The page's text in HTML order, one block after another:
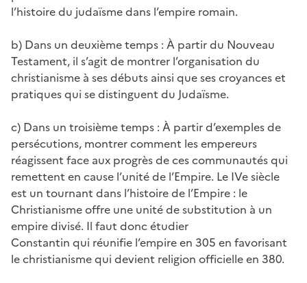
l’histoire du judaïsme dans l’empire romain.
b) Dans un deuxième temps : À partir du Nouveau
Testament, il s’agit de montrer l’organisation du
christianisme à ses débuts ainsi que ses croyances et
pratiques qui se distinguent du Judaïsme.
c) Dans un troisième temps : À partir d’exemples de
persécutions, montrer comment les empereurs
réagissent face aux progrès de ces communautés qui
remettent en cause l’unité de l’Empire. Le IVe siècle
est un tournant dans l’histoire de l’Empire : le
Christianisme offre une unité de substitution à un
empire divisé. Il faut donc étudier
Constantin qui réunifie l’empire en 305 en favorisant
le christianisme qui devient religion officielle en 380.